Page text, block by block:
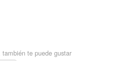
te puede gustar